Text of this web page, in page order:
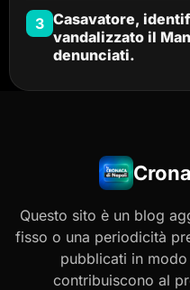
3 Casavatore,
vandalizzato il
denunciati.
Questo sito è un blog
fisso o una periodicità
pubblicati in
contribuiscono al